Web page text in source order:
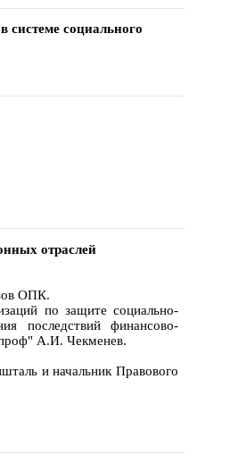
системе социального
отраслей
ОПК.
по защите социально-
последствий финансово-
А.И. Чекменев.
и начальник Правового